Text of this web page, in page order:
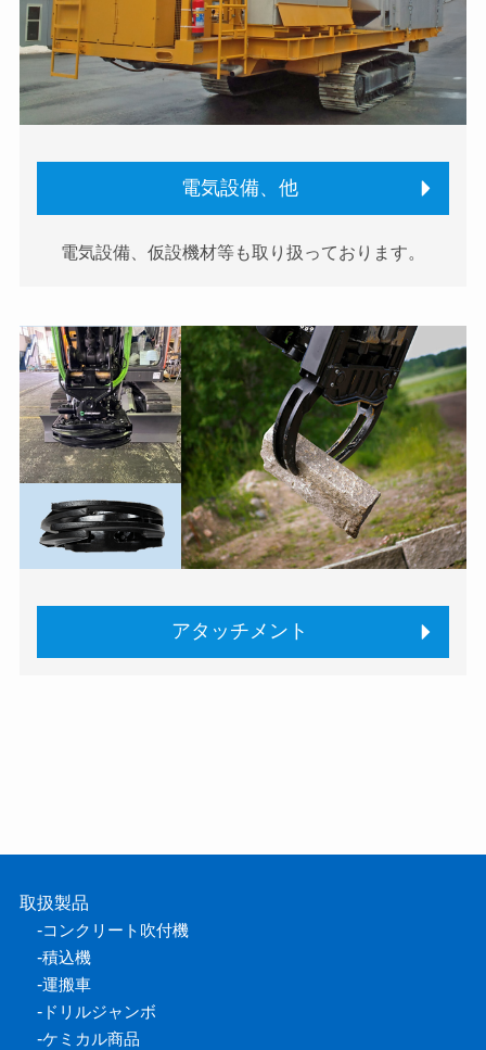
電気設備、他
電気設備、仮設機材等も取り扱っております。
アタッチメント
取扱製品
-コンクリート吹付機
-積込機
-運搬車
-ドリルジャンボ
-ケミカル商品